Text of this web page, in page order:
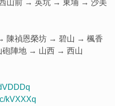
山前 → 英坑 → 東埔 → 沙美
陳禎恩榮坊 → 碧山 → 楓香
陣地 → 山西 → 西山
kVXXXq